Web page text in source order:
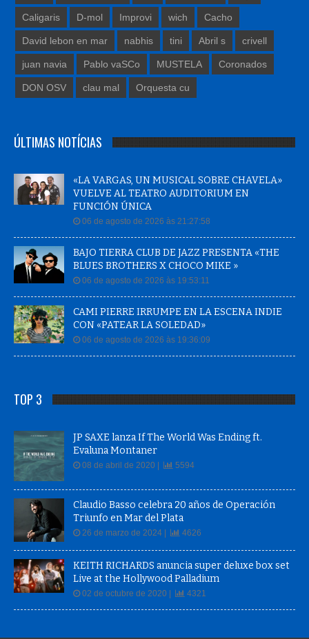
Caligaris D-mol Improvi wich Cacho
David lebon en mar nabhis tini Abril s crivell
juan navia Pablo vaSCo MUSTELA Coronados
DON OSV clau mal Orquesta cu
ÚLTIMAS NOTÍCIAS
«LA VARGAS, UN MUSICAL SOBRE CHAVELA»
VUELVE AL TEATRO AUDITORIUM EN
FUNCIÓN ÚNICA
06 de agosto de 2026 às 21:27:58
BAJO TIERRA CLUB DE JAZZ PRESENTA «THE
BLUES BROTHERS X CHOCO MIKE »
06 de agosto de 2026 às 19:53:11
CAMI PIERRE IRRUMPE EN LA ESCENA INDIE
CON «PATEAR LA SOLEDAD»
06 de agosto de 2026 às 19:36:09
TOP 3
JP SAXE lanza If The World Was Ending ft.
Evaluna Montaner
08 de abril de 2020 | 5594
Claudio Basso celebra 20 años de Operación
Triunfo en Mar del Plata
26 de marzo de 2024 | 4626
KEITH RICHARDS anuncia super deluxe box set
Live at the Hollywood Palladium
02 de octubre de 2020 | 4321